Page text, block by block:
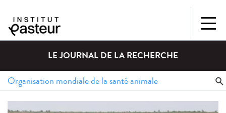
LE JOURNAL DE LA RECHERCHE